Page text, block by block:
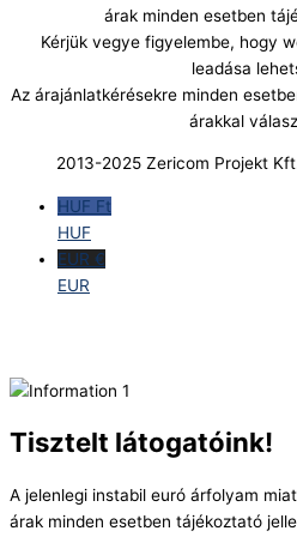
árak minden esetben
Kérjük vegye figyelembe, hogy
leadása
Az árajánlatkérésekre minden
árakkal
2013-2025 Zericom Projekt
HUF Ft
HUF
EUR €
EUR
Tisztelt látogatóink!
A jelenlegi instabil euró árfolyam
árak minden esetben tájékoztató